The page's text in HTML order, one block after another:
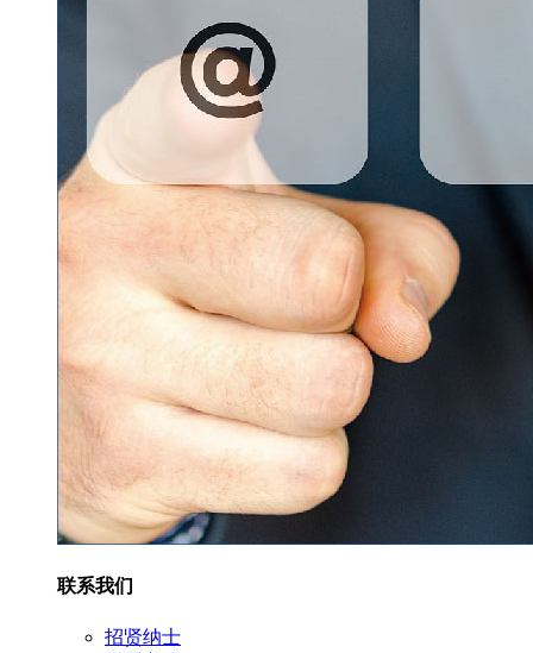
联系我们
招贤纳士